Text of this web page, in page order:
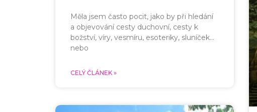
Měla jsem často pocit, jako by při hledání
a objevování cesty duchovní, cesty k
božství, víry, vesmíru, esoteriky, sluníček…
nebo
CELÝ ČLÁNEK »